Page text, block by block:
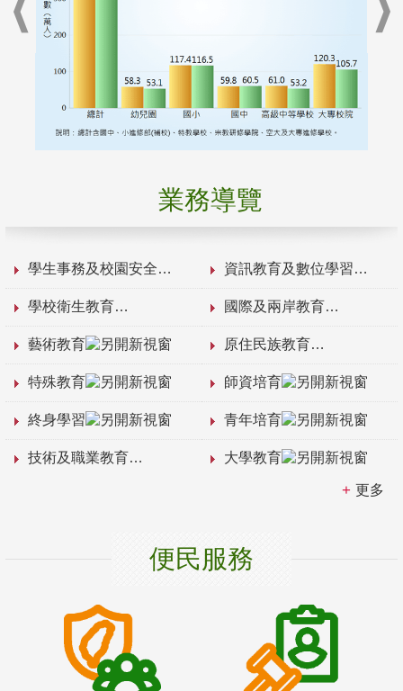
業務導覽
學生事務及校園安全 資訊教育及數位學習
學校衛生教育 國際及兩岸教育
藝術教育 原住民族教育
特殊教育 師資培育
終身學習 青年培育
技術及職業教育 大學教育
更多
便民服務